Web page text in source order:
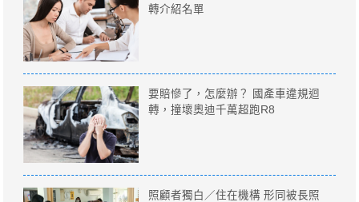
轉介紹名單
要賠慘了，怎麼辦？ 國產車違規迴
轉，撞壞奧迪千萬超跑R8
照顧者獨白／住在機構 形同被長照